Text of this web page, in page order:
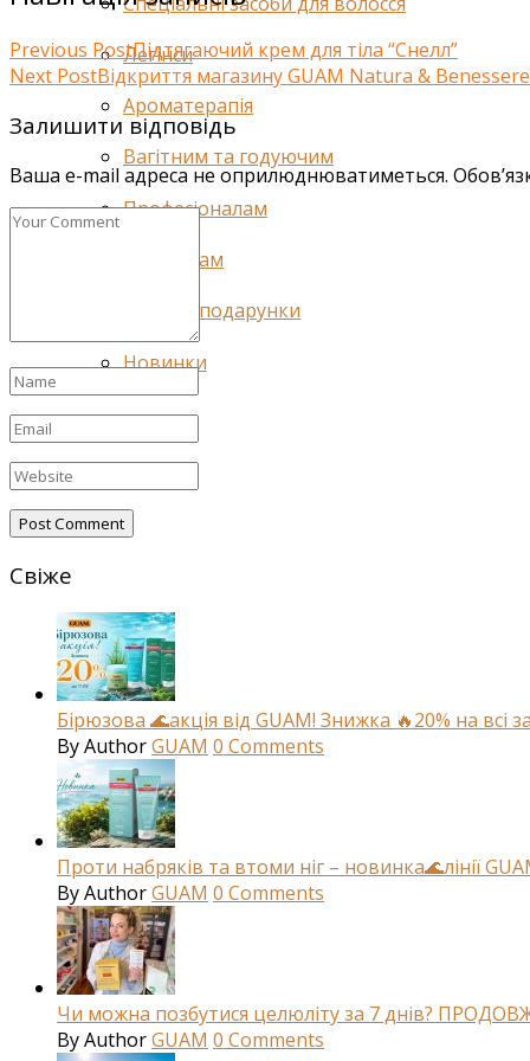
Легінси
Ароматерапія
Вагітним та годуючим
Професіоналам
Чоловікам
Акції та подарунки
Новинки
Previous PostПідтягаючий крем для тіла “Снелл”
Next PostВідкриття магазину GUAM Natura &
Залишити відповідь
Ваша e-mail адреса не оприлюднюватиметься.
Свіже
Бірюзова 🌊акція від GUAM! Знижка 🔥20% на всі
ByAuthorGUAM 0 Comments
Проти набряків та втоми ніг – новинка🌊лінії
ByAuthorGUAM 0 Comments
Чи можна позбутися целюліту за 7 днів?
ByAuthorGUAM 0 Comments